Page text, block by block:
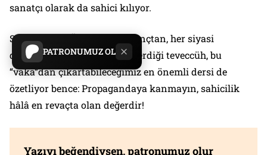
PATRONUMUZ OL
sanatçı olarak da sahici kılıyor.
Sırrı Süreyya Önder’e her inançtan, her siyasi
düşünceden insanların gösterdiği teveccüh, bu
“vaka”dan çıkartabileceğimiz en önemli dersi de
özetliyor bence: Propagandaya kanmayın, sahicilik
hâlâ en revaçta olan değerdir!
Yazıyı beğendiysen, patronumuz olur